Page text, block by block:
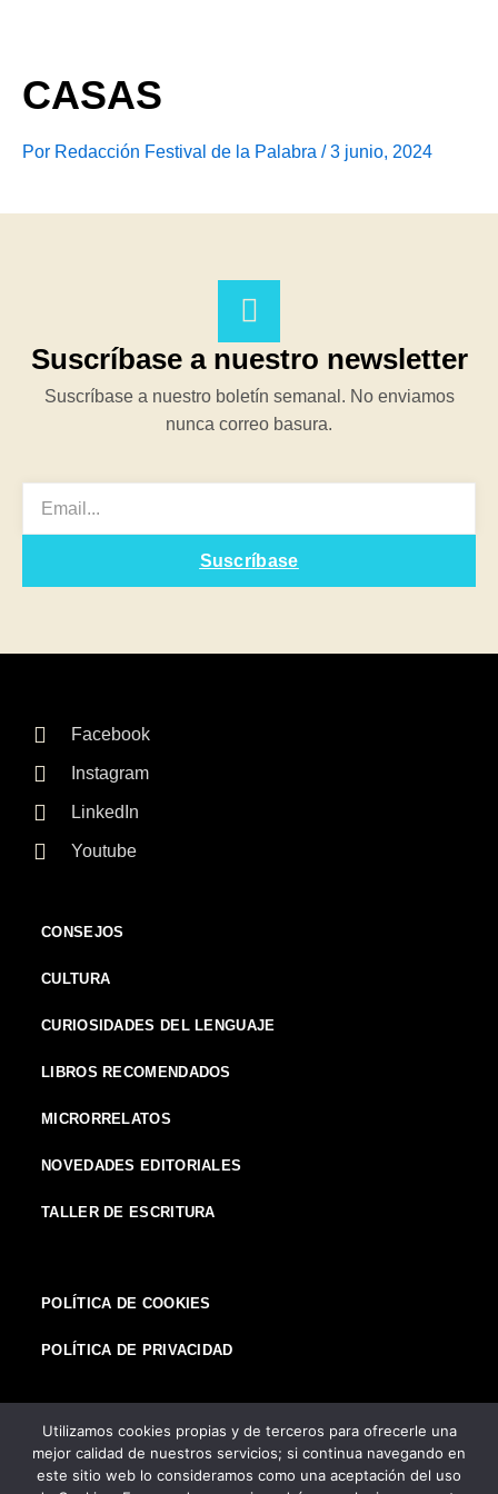
CASAS
Por Redacción Festival de la Palabra /3 junio, 2024
Suscríbase a nuestro newsletter
Suscríbase a nuestro boletín semanal. No enviamos
nunca correo basura.
Suscríbase
Facebook
Instagram
LinkedIn
Youtube
CONSEJOS
CULTURA
CURIOSIDADES DEL LENGUAJE
LIBROS RECOMENDADOS
MICRORRELATOS
NOVEDADES EDITORIALES
TALLER DE ESCRITURA
POLÍTICA DE COOKIES
POLÍTICA DE PRIVACIDAD
El rincón del escritor
Utilizamos cookies propias y de terceros para ofrecerle una
mejor calidad de nuestros servicios; si continua navegando en
este sitio web lo consideramos como una aceptación del uso